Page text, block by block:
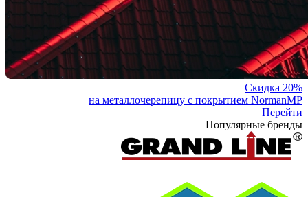
Скидка 20%
на металлочерепицу с покрытием NormanMP
Перейти
Популярные бренды